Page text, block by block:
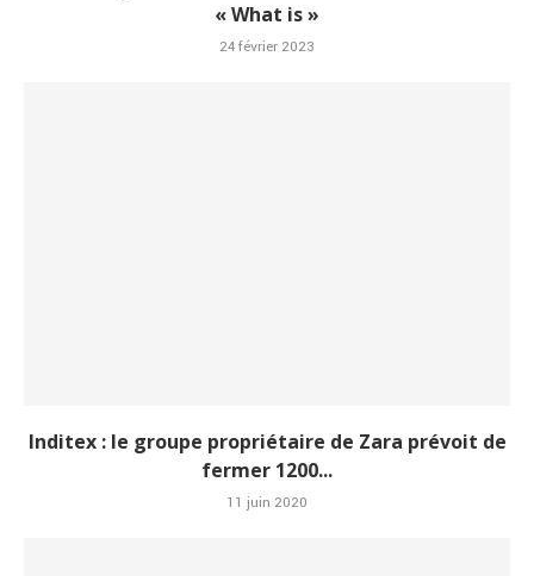
« What is »
24 février 2023
Inditex : le groupe propriétaire de Zara prévoit de
fermer 1200...
11 juin 2020